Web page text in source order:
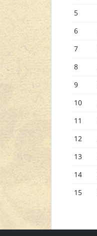
5
6
7
8
9
10
11
12
13
14
15